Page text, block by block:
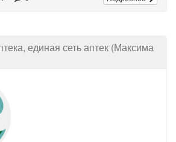
единая сеть аптек (Максима